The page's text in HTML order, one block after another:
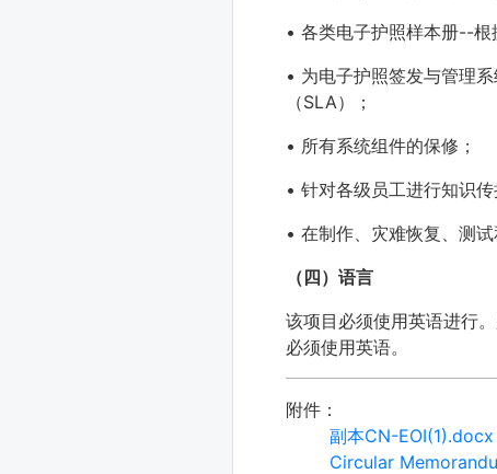
• 各类电子护照样本册--根
• 为电子护照签发与管理
（SLA）；
• 所有系统组件的保修；
• 针对各级员工进行知识
• 在制作、灾难恢复、测
（四）语言
该项目必须使用英语进行
必须使用英语。
附件：
副本CN-EOI(1).docx
Circular